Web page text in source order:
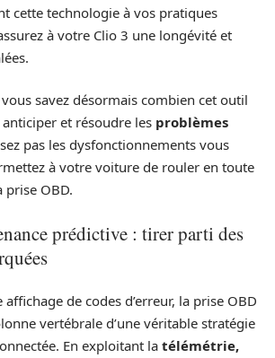
cette technologie à vos pratiques
à votre Clio 3 une longévité et
vous savez désormais combien cet outil
et résoudre les problèmes
pas les dysfonctionnements vous
à votre voiture de rouler en toute
prise OBD.
prédictive : tirer parti des
de codes d’erreur, la prise OBD
vertébrale d’une véritable stratégie
En exploitant la télémétrie,